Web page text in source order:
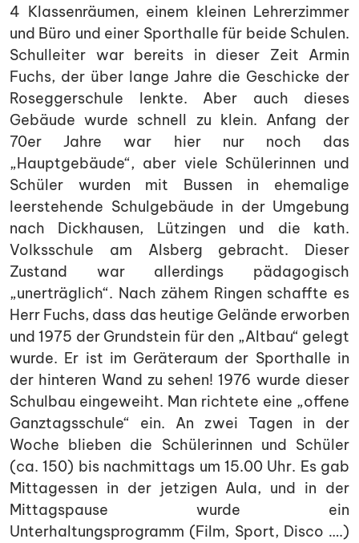
4 Klassenräumen, einem kleinen Lehrerzimmer
und Büro und einer Sporthalle für beide Schulen.
Schulleiter war bereits in dieser Zeit Armin
Fuchs, der über lange Jahre die Geschicke der
Roseggerschule lenkte. Aber auch dieses
Gebäude wurde schnell zu klein. Anfang der
70er Jahre war hier nur noch das
„Hauptgebäude“, aber viele Schülerinnen und
Schüler wurden mit Bussen in ehemalige
leerstehende Schulgebäude in der Umgebung
nach Dickhausen, Lützingen und die kath.
Volksschule am Alsberg gebracht. Dieser
Zustand war allerdings pädagogisch
„unerträglich“. Nach zähem Ringen schaffte es
Herr Fuchs, dass das heutige Gelände erworben
und 1975 der Grundstein für den „Altbau“ gelegt
wurde. Er ist im Geräteraum der Sporthalle in
der hinteren Wand zu sehen! 1976 wurde dieser
Schulbau eingeweiht. Man richtete eine „offene
Ganztagsschule“ ein. An zwei Tagen in der
Woche blieben die Schülerinnen und Schüler
(ca. 150) bis nachmittags um 15.00 Uhr. Es gab
Mittagessen in der jetzigen Aula, und in der
Mittagspause wurde ein
Unterhaltungsprogramm (Film, Sport, Disco ….)